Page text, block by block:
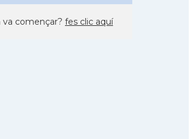
va començar? fes clic aquí